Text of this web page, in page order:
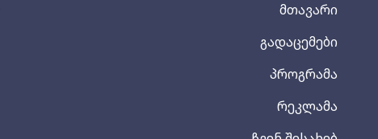
მთავარი
გადაცემები
პროგრამა
რეკლამა